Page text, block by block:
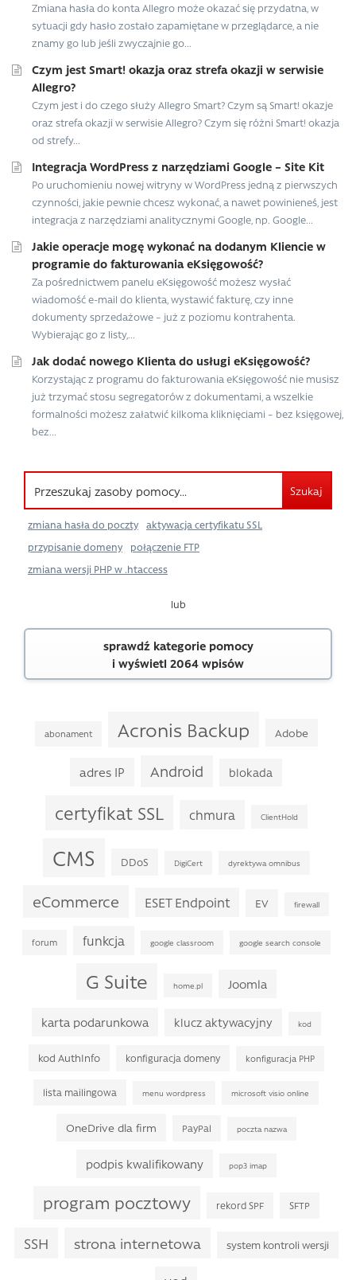
Zmiana hasła do konta Allegro może okazać się przydatna, w
sytuacji gdy hasło zostało zapamiętane w przeglądarce, a nie
znamy go lub jeśli zwyczajnie go...
Czym jest Smart! okazja oraz strefa okazji w serwisie
Allegro?
Czym jest i do czego służy Allegro Smart? Czym są Smart! okazje
oraz strefa okazji w serwisie Allegro? Czym się różni Smart! okazja
od strefy...
Integracja WordPress z narzędziami Google – Site Kit
Po uruchomieniu nowej witryny w WordPress jedną z pierwszych
czynności, jakie pewnie chcesz wykonać, a nawet powinieneś, jest
integracja z narzędziami analitycznymi Google, np. Google...
Jakie operacje mogę wykonać na dodanym Kliencie w
programie do fakturowania eKsięgowość?
Za pośrednictwem panelu eKsięgowość możesz wysłać
wiadomość e-mail do klienta, wystawić fakturę, czy inne
dokumenty sprzedażowe – już z poziomu kontrahenta.
Wybierając go z listy,...
Jak dodać nowego Klienta do usługi eKsięgowość?
Korzystając z programu do fakturowania eKsięgowość nie musisz
już trzymać stosu segregatorów z dokumentami, a wszelkie
formalności możesz załatwić kilkoma kliknięciami – bez księgowej,
bez...
Szukaj
zmiana hasła do poczty
aktywacja certyfikatu SSL
przypisanie domeny
połączenie FTP
zmiana wersji PHP w .htaccess
lub
sprawdź kategorie pomocy
i wyświetl 2064 wpisów
abonament Acronis Backup Adobe
adres IP Android blokada
certyfikat SSL chmura ClientHold
CMS DDoS DigiCert dyrektywa omnibus
eCommerce ESET Endpoint EV firewall
forum funkcja google classroom google search console
G Suite home.pl Joomla
karta podarunkowa klucz aktywacyjny kod
kod AuthInfo konfiguracja domeny konfiguracja PHP
lista mailingowa menu wordpress microsoft visio online
OneDrive dla firm PayPal poczta nazwa
podpis kwalifikowany pop3 imap
program pocztowy rekord SPF SFTP
SSH strona internetowa system kontroli wersji